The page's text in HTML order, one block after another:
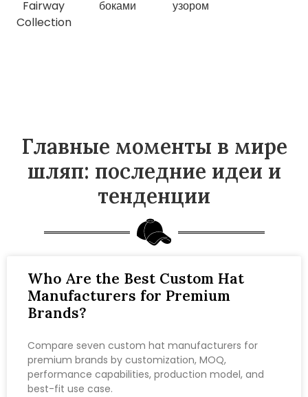
Главные моменты в мире
шляп: последние идеи и
тенденции
Who Are the Best Custom Hat
Manufacturers for Premium
Brands?
Compare seven custom hat manufacturers for
premium brands by customization, MOQ,
performance capabilities, production model, and
best-fit use case.